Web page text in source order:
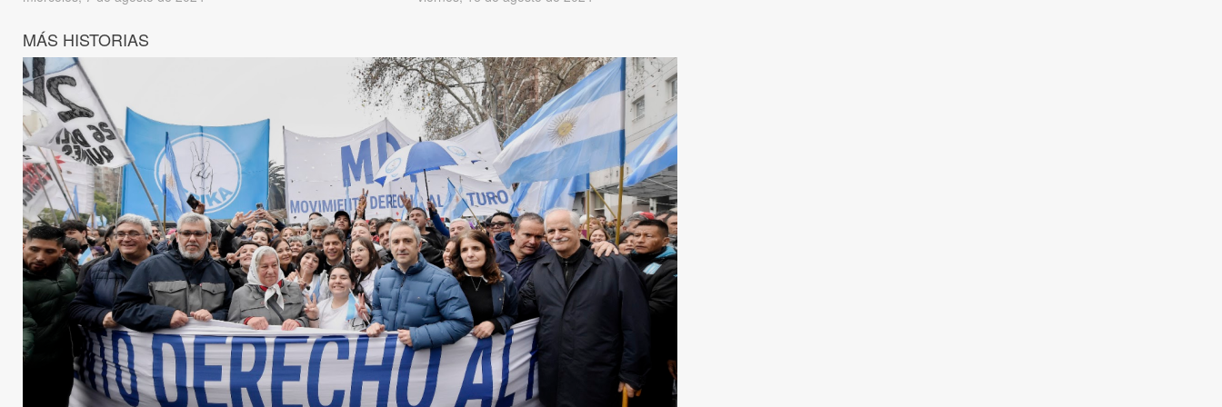
MÁS HISTORIAS